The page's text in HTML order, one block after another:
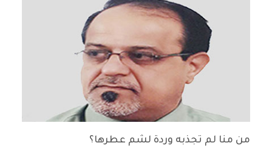
من منا لم تجذبه وردة لشم عطرها؟